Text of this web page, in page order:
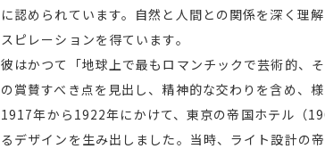
に認められています。自然と人間との関係を深く理
スピレーションを得ています。
彼はかつて「地球上で最もロマンチックで芸術的、
の賞賛すべき点を見出し、精神的な交わりを含め、
1917年から1922年にかけて、東京の帝国ホテル（
るデザインを生み出しました。当時、ライト設計の